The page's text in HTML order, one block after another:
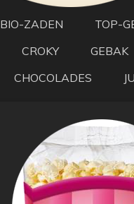
BIO-ZADEN TOP-
CROKY GEBAK
CHOCOLADES